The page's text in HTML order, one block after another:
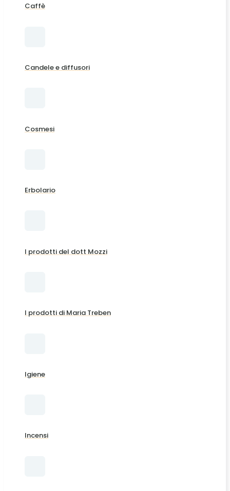
Caffè
Candele e diffusori
Cosmesi
Erbolario
I prodotti del dott Mozzi
I prodotti di Maria Treben
Igiene
Incensi